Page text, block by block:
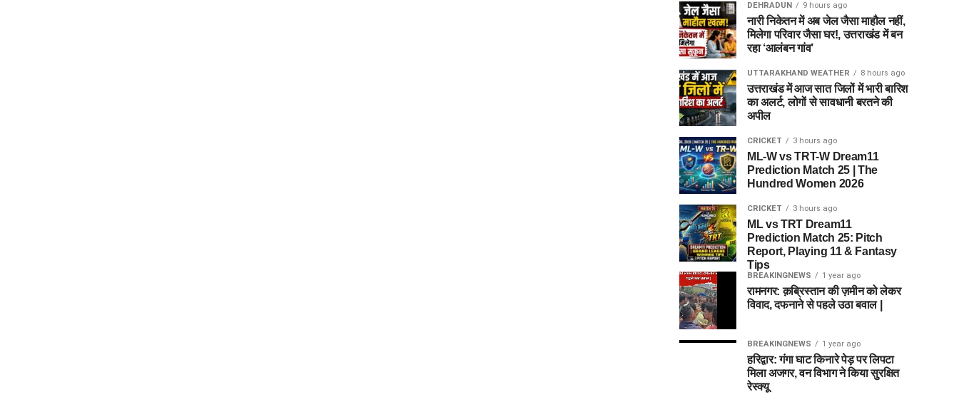
DEHRADUN 9 hours ago
नारी निकेतन में अब जेल जैसा माहौल नहीं,
मिलेगा परिवार जैसा घर!, उत्तराखंड में बन
रहा ‘आलंबन गांव’
UTTARAKHAND WEATHER 8 hours ago
उत्तराखंड में आज सात जिलों में भारी बारिश
का अलर्ट, लोगों से सावधानी बरतने की
अपील
CRICKET 3 hours ago
ML-W vs TRT-W Dream11
Prediction Match 25 | The
Hundred Women 2026
CRICKET 3 hours ago
ML vs TRT Dream11
Prediction Match 25: Pitch
Report, Playing 11 & Fantasy
Tips
BREAKINGNEWS 1 year ago
रामनगर: क़ब्रिस्तान की ज़मीन को लेकर
विवाद, दफनाने से पहले उठा बवाल |
BREAKINGNEWS 1 year ago
हरिद्वार: गंगा घाट किनारे पेड़ पर लिपटा
मिला अजगर, वन विभाग ने किया सुरक्षित
रेस्क्यू